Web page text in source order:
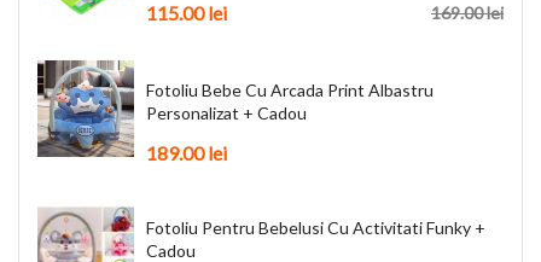
169.00 lei
115.00 lei
Fotoliu Bebe Cu Arcada Print Albastru
Personalizat + Cadou
189.00 lei
Fotoliu Pentru Bebelusi Cu Activitati Funky +
Cadou